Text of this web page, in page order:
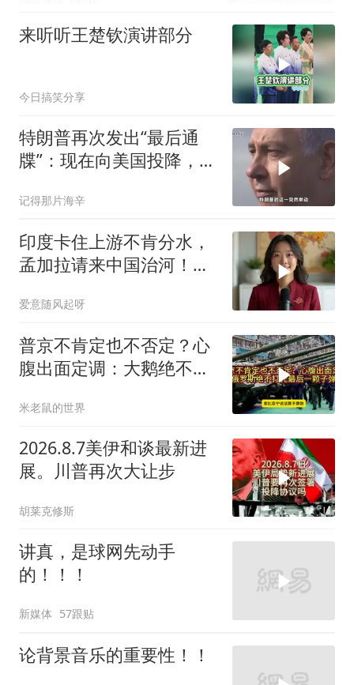
来听听王楚钦演讲部分
今日搞笑分享
特朗普再次发出“最后通
牒”：现在向美国投降，是
记得那片海辛
印度卡住上游不肯分水，
孟加拉请来中国治河！一
爱意随风起呀
普京不肯定也不否定？心
腹出面定调：大鹅绝不打
米老鼠的世界
2026.8.7美伊和谈最新进
展。川普再次大让步
胡莱克修斯
讲真，是球网先动手
的！！！
新媒体 57跟贴
论背景音乐的重要性！！